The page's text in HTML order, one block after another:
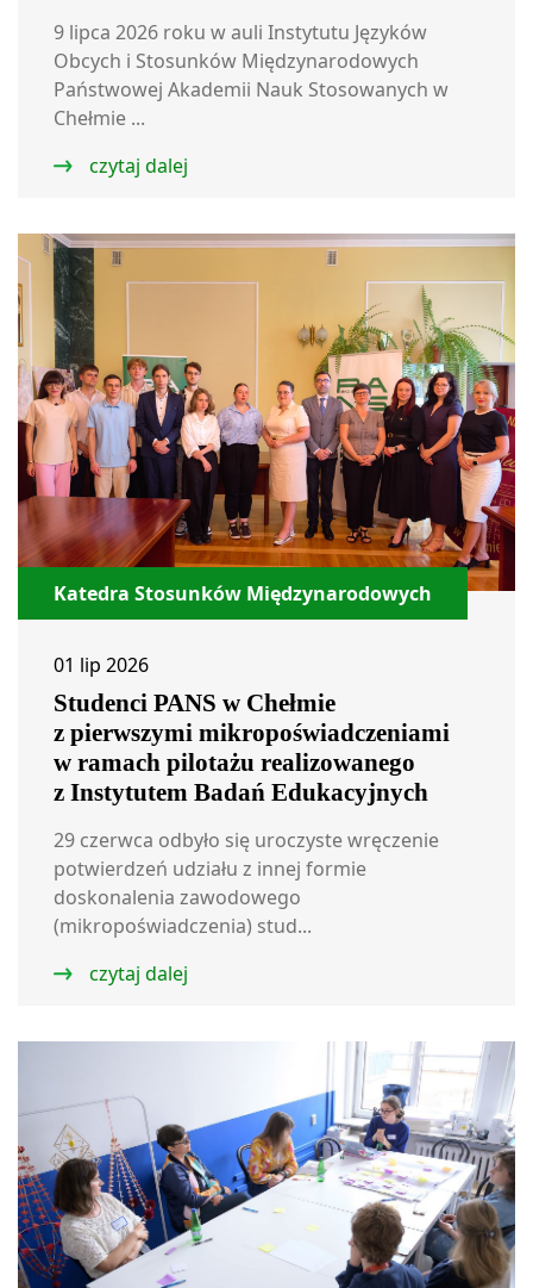
9 lipca 2026 roku w auli Instytutu Języków
Obcych i Stosunków Międzynarodowych
Państwowej Akademii Nauk Stosowanych w
Chełmie ...
czytaj dalej
Katedra Stosunków Międzynarodowych
01 lip 2026
Studenci PANS w Chełmie
z pierwszymi mikropoświadczeniami
w ramach pilotażu realizowanego
z Instytutem Badań Edukacyjnych
29 czerwca odbyło się uroczyste wręczenie
potwierdzeń udziału z innej formie
doskonalenia zawodowego
(mikropoświadczenia) stud...
czytaj dalej